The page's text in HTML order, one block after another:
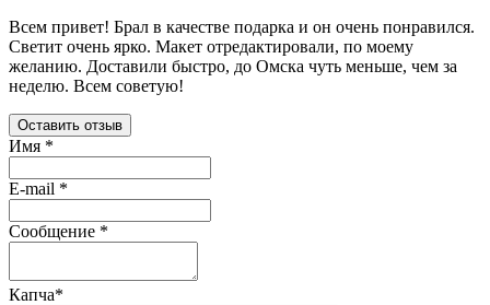
Всем привет! Брал в качестве подарка и он очень понравился.
Светит очень ярко. Макет отредактировали, по моему
желанию. Доставили быстро, до Омска чуть меньше, чем за
неделю. Всем советую!
Оставить отзыв
Имя *
E-mail *
Сообщение *
Капча*